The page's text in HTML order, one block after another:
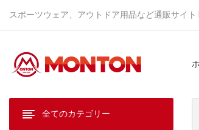
スポーツウェア、アウトドア用品など通販サイト
全てのカテゴリー